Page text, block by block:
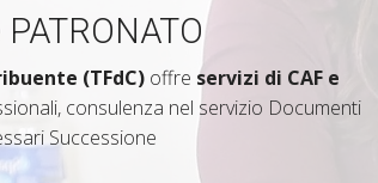
PATRONATO
(TFdC) offre servizi di CAF e
consulenza nel servizio Documenti
Successione